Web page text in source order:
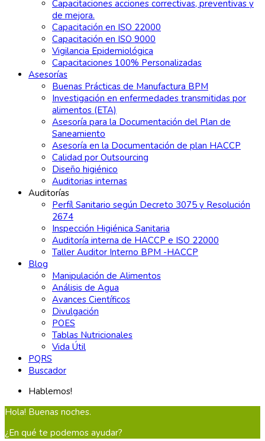
Capacitaciones acciones correctivas, preventivas y
de mejora.
Capacitación en ISO 22000
Capacitación en ISO 9000
Vigilancia Epidemiológica
Capacitaciones 100% Personalizadas
Asesorías
Buenas Prácticas de Manufactura BPM
Investigación en enfermedades transmitidas por
alimentos (ETA)
Asesoría para la Documentación del Plan de
Saneamiento
Asesoría en la Documentación de plan HACCP
Calidad por Outsourcing
Diseño higiénico
Auditorias internas
Auditorías
Perfíl Sanitario según Decreto 3075 y Resolución
2674
Inspección Higiénica Sanitaria
Auditoría interna de HACCP e ISO 22000
Taller Auditor Interno BPM -HACCP
Blog
Manipulación de Alimentos
Análisis de Agua
Avances Científicos
Divulgación
POES
Tablas Nutricionales
Vida Útil
PQRS
Buscador
Hablemos!
Hola! Buenas noches.
¿En qué te podemos ayudar?